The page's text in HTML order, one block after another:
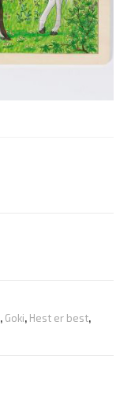
, Goki, Hest er best,